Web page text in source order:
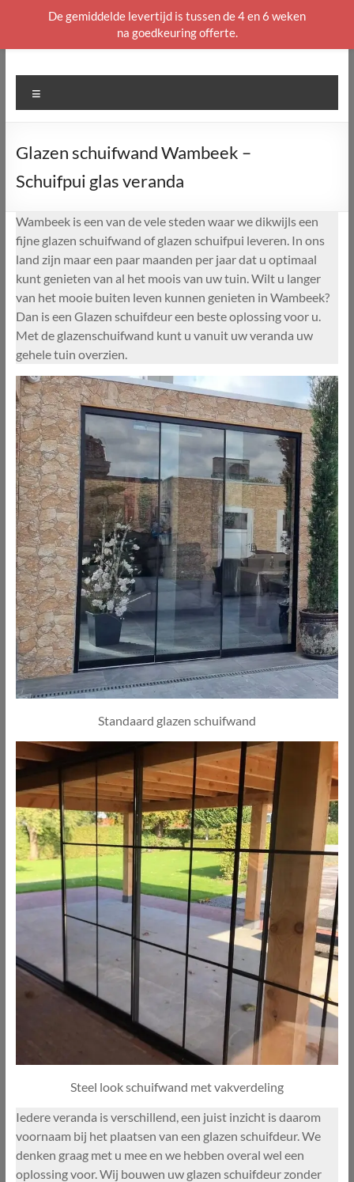
naar
Glazen schuifwand Wambeek –
Schuifpui glas veranda
Wambeek is een van de vele steden waar we dikwijls een
fijne glazen schuifwand of glazen schuifpui leveren. In ons
land zijn maar een paar maanden per jaar dat u optimaal
kunt genieten van al het moois van uw tuin. Wilt u langer
van het mooie buiten leven kunnen genieten in Wambeek?
Dan is een Glazen schuifdeur een beste oplossing voor u.
Met de glazenschuifwand kunt u vanuit uw veranda uw
gehele tuin overzien.
Standaard glazen schuifwand
Steel look schuifwand met vakverdeling
Iedere veranda is verschillend, een juist inzicht is daarom
voornaam bij het plaatsen van een glazen schuifdeur. We
denken graag met u mee en we hebben overal wel een
oplossing voor. Wij bouwen uw glazen schuifdeur zonder
De gemiddelde levertijd is tussen de 4 en 6 weken
na goedkeuring offerte.